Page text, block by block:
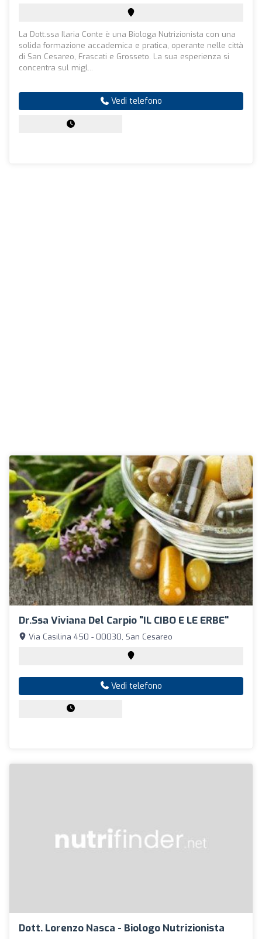
La Dott.ssa Ilaria Conte è una Biologa Nutrizionista con una
solida formazione accademica e pratica, operante nelle città
di San Cesareo, Frascati e Grosseto. La sua esperienza si
concentra sul migl...
Vedi telefono
Dr.ssa Viviana Del Carpio "IL CIBO E LE ERBE"
Via Casilina 450 - 00030, San Cesareo
Vedi telefono
Dott. Lorenzo Nasca - Biologo Nutrizionista